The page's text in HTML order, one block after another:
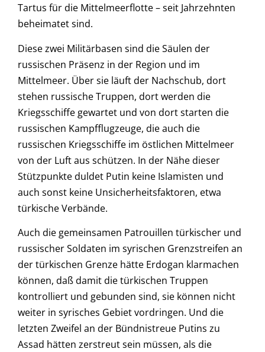
Tartus für die Mittelmeerflotte – seit Jahrzehnten
beheimatet sind.
Diese zwei Militärbasen sind die Säulen der
russischen Präsenz in der Region und im
Mittelmeer. Über sie läuft der Nachschub, dort
stehen russische Truppen, dort werden die
Kriegsschiffe gewartet und von dort starten die
russischen Kampfflugzeuge, die auch die
russischen Kriegsschiffe im östlichen Mittelmeer
von der Luft aus schützen. In der Nähe dieser
Stützpunkte duldet Putin keine Islamisten und
auch sonst keine Unsicherheitsfaktoren, etwa
türkische Verbände.
Auch die gemeinsamen Patrouillen türkischer und
russischer Soldaten im syrischen Grenzstreifen an
der türkischen Grenze hätte Erdogan klarmachen
können, daß damit die türkischen Truppen
kontrolliert und gebunden sind, sie können nicht
weiter in syrisches Gebiet vordringen. Und die
letzten Zweifel an der Bündnistreue Putins zu
Assad hätten zerstreut sein müssen, als die